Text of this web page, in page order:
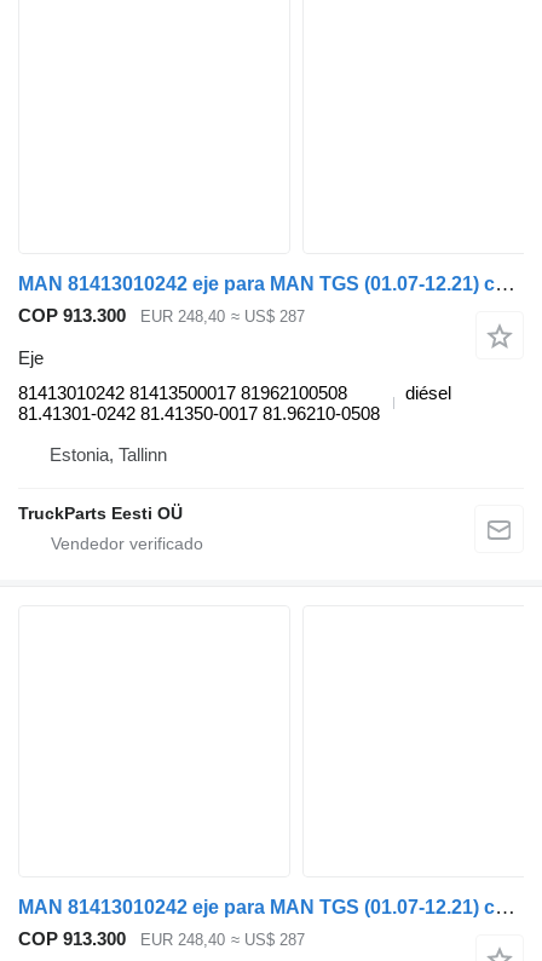
MAN 81413010242 eje para MAN TGS (01.07-12.21) cabeza tractora
COP 913.300 EUR 248,40 ≈ US$ 287
Eje
81413010242 81413500017 81962100508
81.41301-0242 81.41350-0017 81.96210-0508
diésel
Estonia, Tallinn
TruckParts Eesti OÜ
MAN 81413010242 eje para MAN TGS (01.07-12.21) cabeza tractora
COP 913.300 EUR 248,40 ≈ US$ 287